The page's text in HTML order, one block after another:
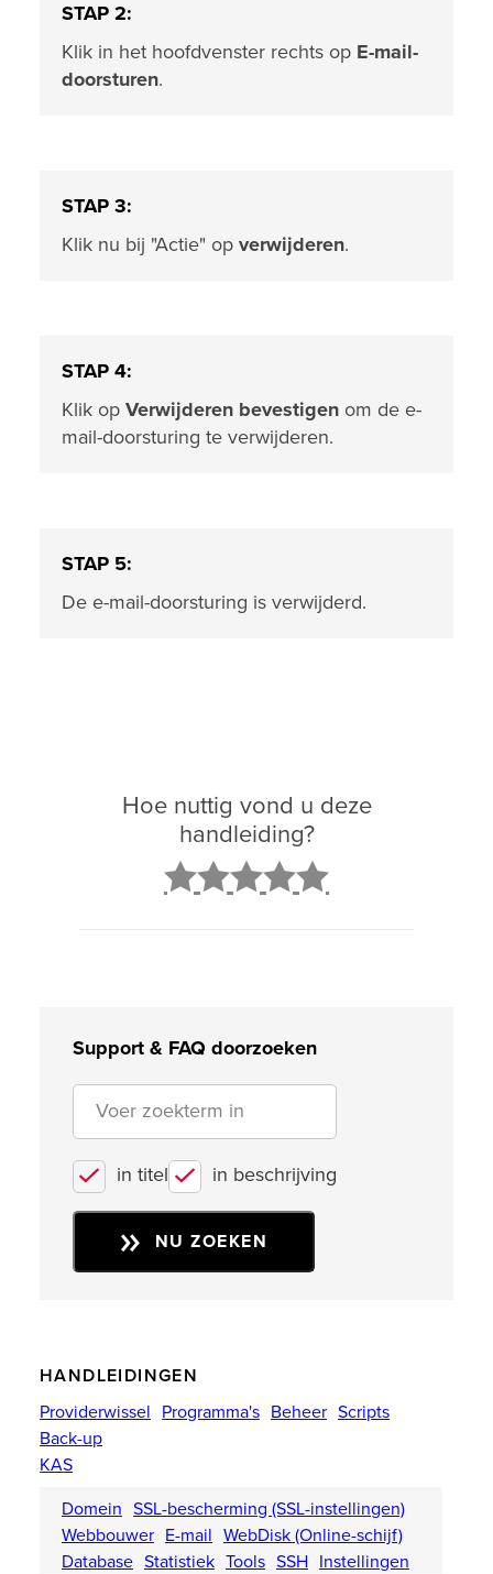
STAP 2:
Klik in het hoofdvenster rechts op E-mail-
doorsturen.
STAP 3:
Klik nu bij "Actie" op verwijderen.
STAP 4:
Klik op Verwijderen bevestigen om de e-
mail-doorsturing te verwijderen.
STAP 5:
De e-mail-doorsturing is verwijderd.
Hoe nuttig vond u deze
handleiding?
Support & FAQ doorzoeken
in titel in beschrijving
NU ZOEKEN
HANDLEIDINGEN
Providerwissel Programma's Beheer Scripts
Back-up
KAS
Domein SSL-bescherming (SSL-instellingen)
Webbouwer E-mail WebDisk (Online-schijf)
Database Statistiek Tools SSH Instellingen